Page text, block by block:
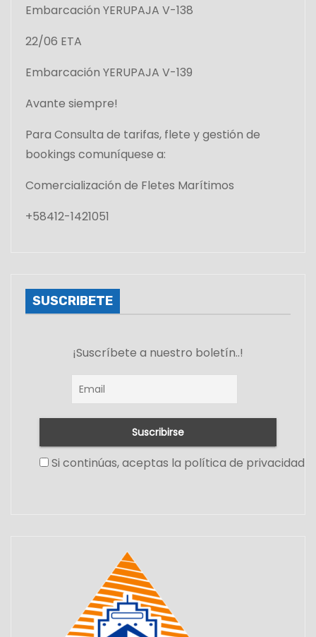
Embarcación YERUPAJA V-138
22/06 ETA
Embarcación YERUPAJA V-139
Avante siempre!
Para Consulta de tarifas, flete y gestión de
bookings comuníquese a:
Comercialización de Fletes Marítimos
+58412-1421051
SUSCRIBETE
¡Suscríbete a nuestro boletín..!
Si continúas, aceptas la política de privacidad